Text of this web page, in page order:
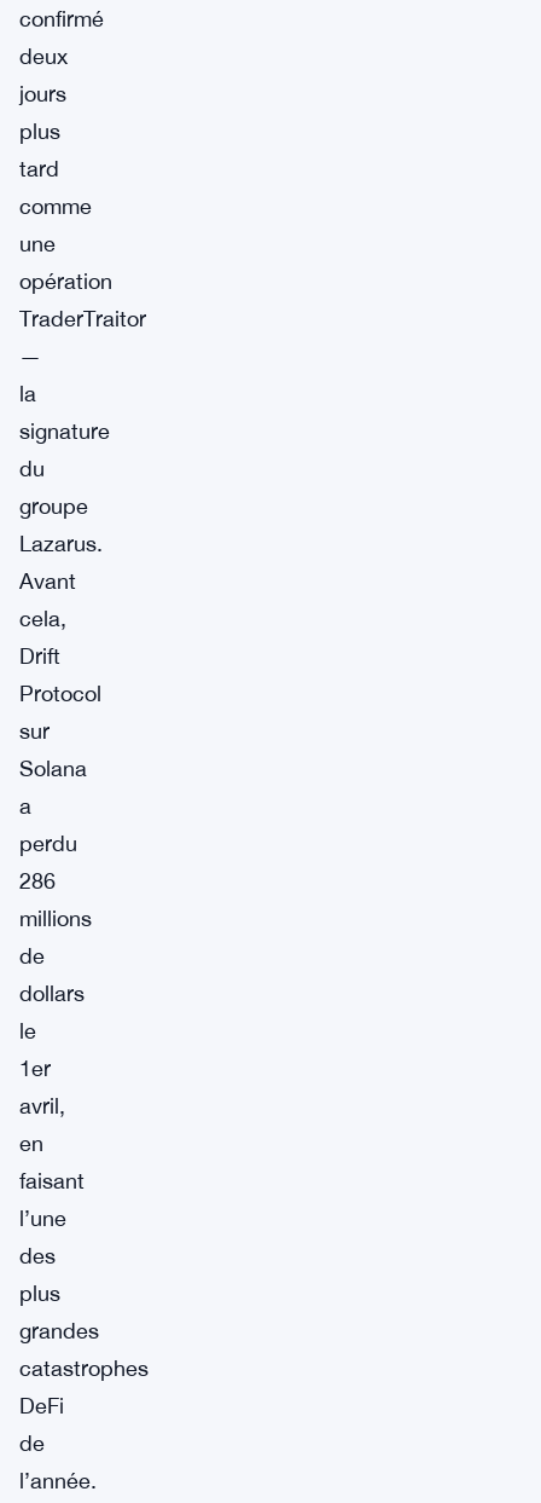
confirmé
deux
jours
plus
tard
comme
une
opération
TraderTraitor
—
la
signature
du
groupe
Lazarus.
Avant
cela,
Drift
Protocol
sur
Solana
a
perdu
286
millions
de
dollars
le
1er
avril,
en
faisant
l’une
des
plus
grandes
catastrophes
DeFi
de
l’année.